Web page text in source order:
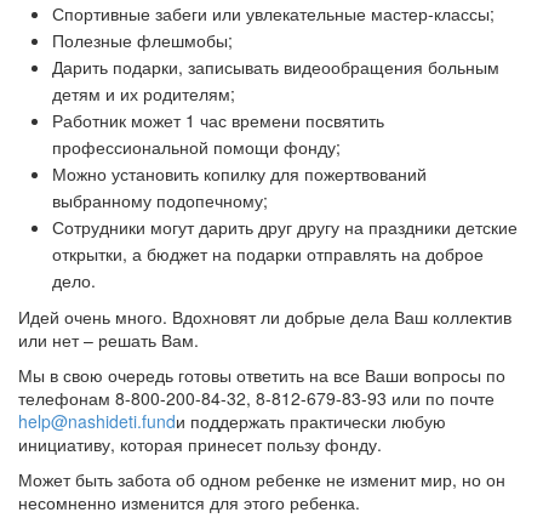
Спортивные забеги или увлекательные мастер-классы;
Полезные флешмобы;
Дарить подарки, записывать видеообращения больным
детям и их родителям;
Работник может 1 час времени посвятить
профессиональной помощи фонду;
Можно установить копилку для пожертвований
выбранному подопечному;
Сотрудники могут дарить друг другу на праздники детские
открытки, а бюджет на подарки отправлять на доброе
дело.
Идей очень много. Вдохновят ли добрые дела Ваш коллектив
или нет – решать Вам.
Мы в свою очередь готовы ответить на все Ваши вопросы по
телефонам 8-800-200-84-32, 8-812-679-83-93 или по почте
help@nashideti.fundи поддержать практически любую
инициативу, которая принесет пользу фонду.
Может быть забота об одном ребенке не изменит мир, но он
несомненно изменится для этого ребенка.